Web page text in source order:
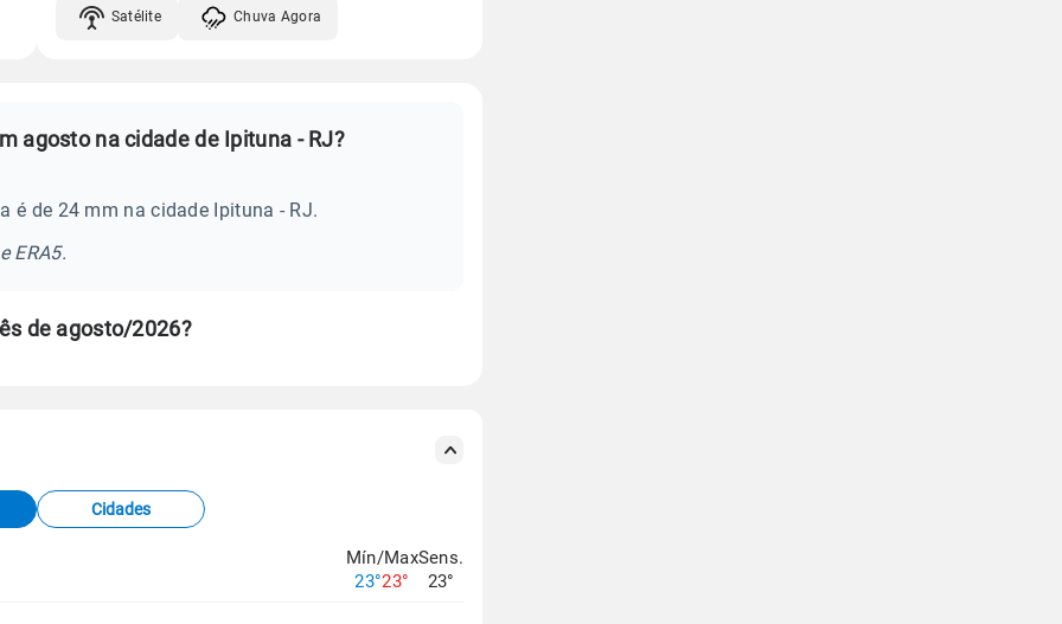
Satélite Chuva Agora
agosto na cidade de Ipituna - RJ?
é de 24 mm na cidade Ipituna - RJ.
ERA5.
de agosto/2026?
Cidades
Mín/Max
23°23°
Sens.
23°